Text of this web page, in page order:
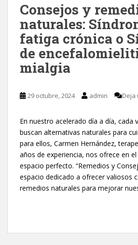
Consejos y
naturales:
fatiga crónica o
de
mialgia
29 octubre, 2024 admin Deja
En nuestro acelerado día a día, cada
buscan alternativas naturales para
para ellos, Carmen Hernández,
años de experiencia, nos ofrece en
espacio perfecto. “Remedios y
espacio dedicado a ofrecer valiosos
remedios naturales para mejorar